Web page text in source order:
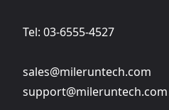
Tel: 03-6555-4527
sales@mileruntech.com
support@mileruntech.com